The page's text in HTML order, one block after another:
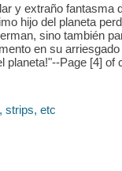
y extraño fantasma
hijo del planeta
sino también
en su
planeta!"--Page [4] of
strips, etc